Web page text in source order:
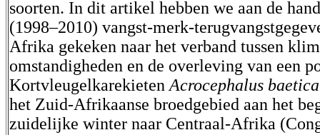
soorten. In dit artikel hebben we aan de
(1998–2010) vangst-merk-
Afrika gekeken naar het verband tussen
omstandigheden en de overleving van een
Kortvleugelkarekieten Acrocephalus
het Zuid-Afrikaanse broedgebied aan het
zuidelijke winter naar Centraal-Afrika